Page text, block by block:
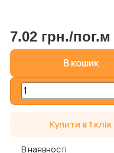
7.02 грн./пог.м
В кошик
Купити в 1 клік
В наявності